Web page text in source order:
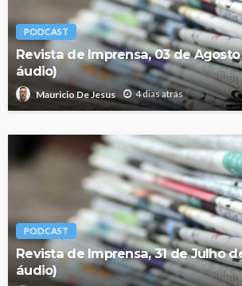
PODCAST
Revista de Imprensa, 03 de
áudio)
Mauricio De Jesus 4 dias atrás
PODCAST
Revista de Imprensa, 31 de Julho
áudio)